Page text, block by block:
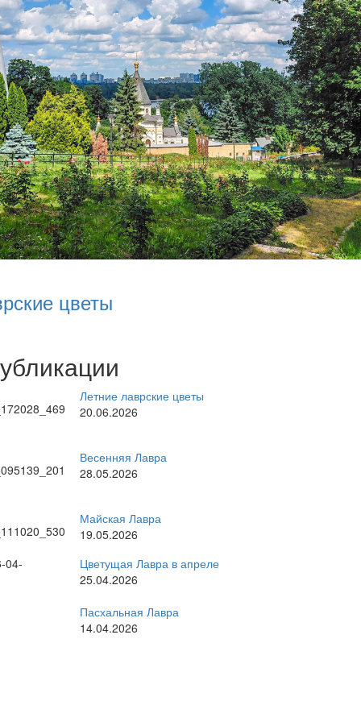
цветы
Летние лаврские цветы
20.06.2026
Весенняя Лавра
28.05.2026
Майская Лавра
19.05.2026
Цветущая Лавра в апреле
25.04.2026
Пасхальная Лавра
14.04.2026